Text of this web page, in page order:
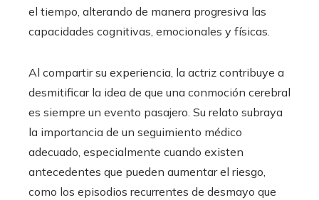
el tiempo, alterando de manera progresiva las
capacidades cognitivas, emocionales y físicas.
Al compartir su experiencia, la actriz contribuye a
desmitificar la idea de que una conmoción cerebral
es siempre un evento pasajero. Su relato subraya
la importancia de un seguimiento médico
adecuado, especialmente cuando existen
antecedentes que pueden aumentar el riesgo,
como los episodios recurrentes de desmayo que